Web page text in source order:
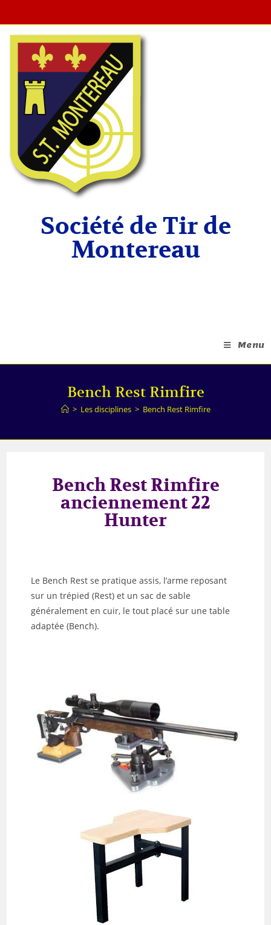
Société de Tir de
Montereau
Menu
Bench Rest Rimfire
> Les disciplines > Bench Rest Rimfire
Bench Rest Rimfire
anciennement 22
Hunter
Le Bench Rest se pratique assis, l’arme reposant
sur un trépied (Rest) et un sac de sable
généralement en cuir, le tout placé sur une table
adaptée (Bench).